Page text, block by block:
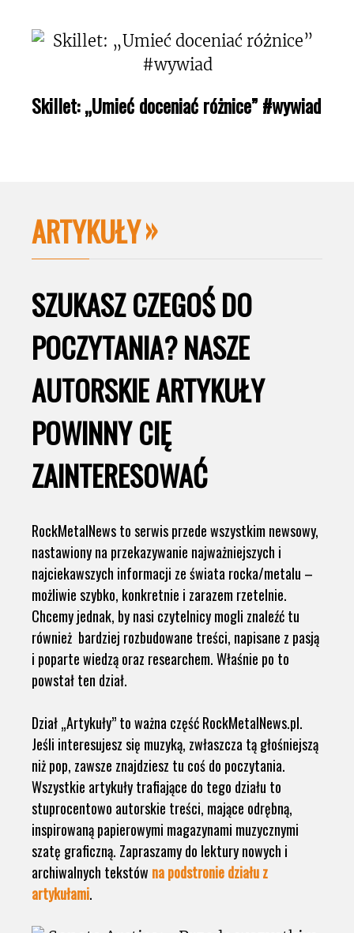
Skillet: „Umieć doceniać różnice” #wywiad
ARTYKUŁY
SZUKASZ CZEGOŚ DO
POCZYTANIA? NASZE
AUTORSKIE ARTYKUŁY
POWINNY CIĘ
ZAINTERESOWAĆ
RockMetalNews to serwis przede wszystkim newsowy,
nastawiony na przekazywanie najważniejszych i
najciekawszych informacji ze świata rocka/metalu –
możliwie szybko, konkretnie i zarazem rzetelnie.
Chcemy jednak, by nasi czytelnicy mogli znaleźć tu
również bardziej rozbudowane treści, napisane z pasją
i poparte wiedzą oraz researchem. Właśnie po to
powstał ten dział.
Dział „Artykuły” to ważna część RockMetalNews.pl.
Jeśli interesujesz się muzyką, zwłaszcza tą głośniejszą
niż pop, zawsze znajdziesz tu coś do poczytania.
Wszystkie artykuły trafiające do tego działu to
stuprocentowo autorskie treści, mające odrębną,
inspirowaną papierowymi magazynami muzycznymi
szatę graficzną. Zapraszamy do lektury nowych i
archiwalnych tekstów na podstronie działu z
artykułami.